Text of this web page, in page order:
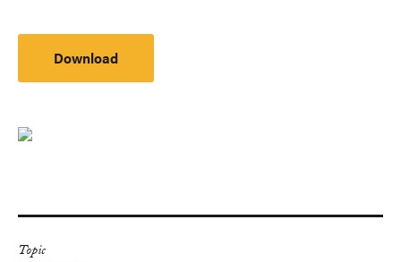
Download
Topic